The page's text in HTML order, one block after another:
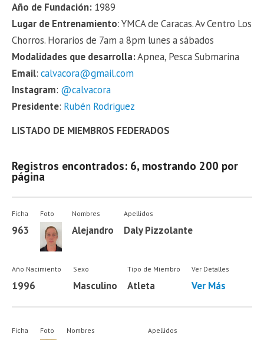
Año de Fundación: 1989
Lugar de Entrenamiento: YMCA de Caracas. Av Centro Los
Chorros. Horarios de 7am a 8pm lunes a sábados
Modalidades que desarrolla:Apnea, Pesca Submarina
Email:calvacora@gmail.com
Instagram: @calvacora
Presidente: Rubén Rodriguez
LISTADO DE MIEMBROS FEDERADOS
Registros encontrados: 6, mostrando 200 por
página
Ficha
963
Foto Nombres
Alejandro
Apellidos
Daly Pizzolante
Año Nacimiento
1996
Sexo
Masculino
Tipo de Miembro
Atleta
Ver Detalles
Ver Más
Ficha Foto Nombres Apellidos